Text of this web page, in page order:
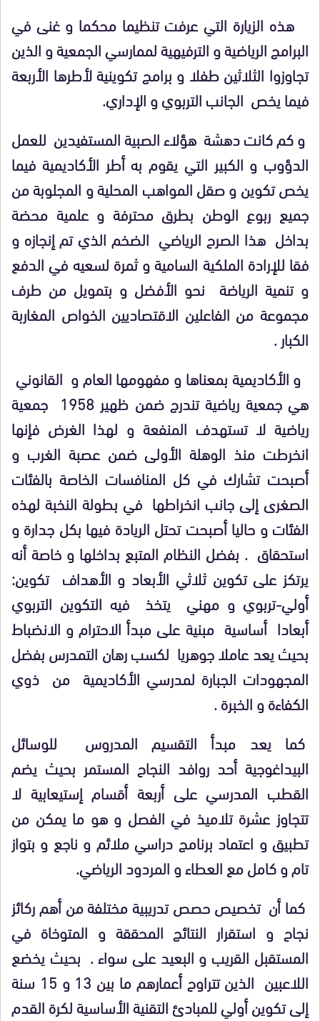
هذه الزيارة التي عرفت تنظيما محكما و غنى في
البرامج الرياضية و الترفيهية لممارسي الجمعية و الذين
تجاوزوا الثلاثين طفلا و برامج تكوينية لأطرها الأربعة
فيما يخص الجانب التربوي و الإداري.
و كم كانت دهشة هؤلاء الصبية المستفيدين للعمل
الدؤوب و الكبير التي يقوم به أطر الأكاديمية فيما
يخص تكوين و صقل المواهب المحلية و المجلوبة من
جميع ربوع الوطن بطرق محترفة و علمية محضة
بداخل هذا الصرح الرياضي الضخم الذي تم إنجازه و
فقا للإرادة الملكية السامية و ثمرة لسعيه في الدفع
و تنمية الرياضة نحو الأفضل و بتمويل من طرف
مجموعة من الفاعلين الاقتصاديين الخواص المغاربة
الكبار .
و الأكاديمية بمعناها و مفهومها العام و القانوني
هي جمعية رياضية تندرج ضمن ظهير 1958 جمعية
رياضية لا تستهدف المنفعة و لهذا الغرض فإنها
انخرطت منذ الوهلة الأولى ضمن عصبة الغرب و
أصبحت تشارك في كل المنافسات الخاصة بالفئات
الصغرى إلى جانب انخراطها في بطولة النخبة لهذه
الفئات و حاليا أصبحت تحتل الريادة فيها بكل جدارة و
استحقاق . بفضل النظام المتبع بداخلها و خاصة أنه
يرتكز على تكوين ثلاثي الأبعاد و الأهداف تكوين:
أولي-تربوي و مهني يتخذ فيه التكوين التربوي
أبعادا أساسية مبنية على مبدأ الاحترام و الانضباط
بحيث يعد عاملا جوهريا لكسب رهان التمدرس بفضل
المجهودات الجبارة لمدرسي الأكاديمية من ذوي
الكفاءة و الخبرة .
كما يعد مبدأ التقسيم المدروس للوسائل
البيداغوجية أحد روافد النجاح المستمر بحيث يضم
القطب المدرسي على أربعة أقسام إستيعابية لا
تتجاوز عشرة تلاميذ في الفصل و هو ما يمكن من
تطبيق و اعتماد برنامج دراسي ملائم و ناجع و بتواز
تام و كامل مع العطاء و المردود الرياضي.
كما أن تخصيص حصص تدريبية مختلفة من أهم ركائز
نجاح و استقرار النتائج المحققة و المتوخاة في
المستقبل القريب و البعيد على سواء . بحيث يخضع
اللاعبين الذين تتراوح أعمارهم ما بين 13 و 15 سنة
إلى تكوين أولي للمبادئ التقنية الأساسية لكرة القدم